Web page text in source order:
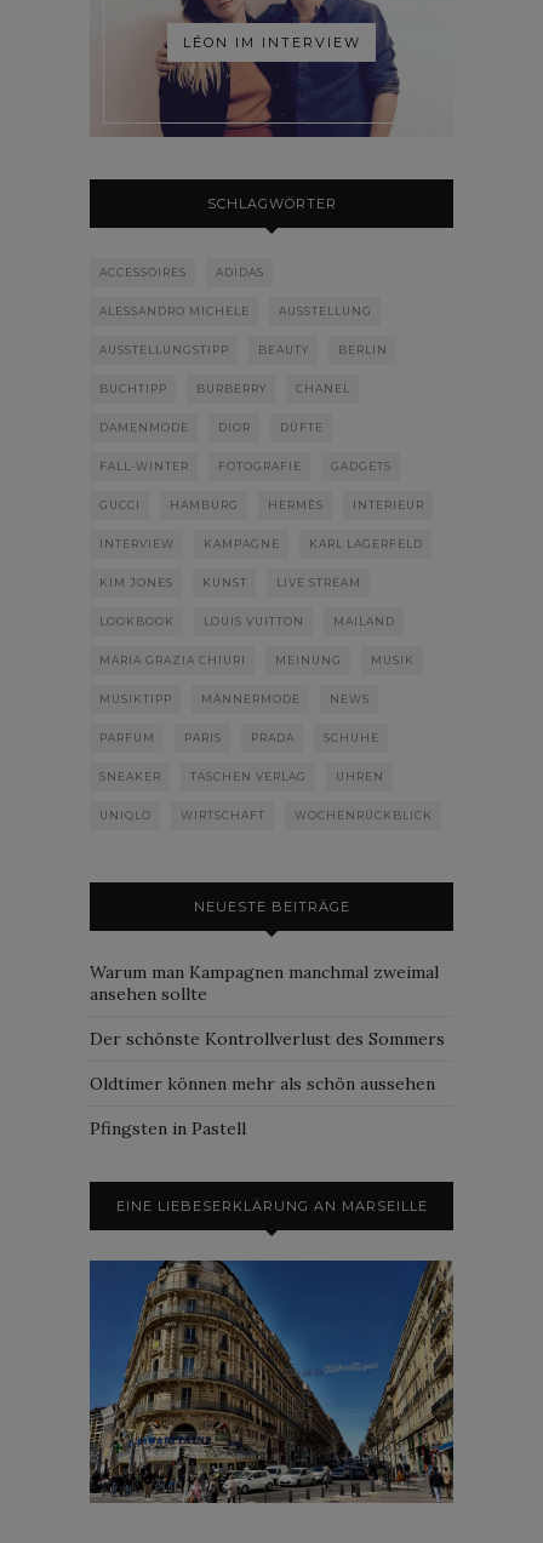
LÉON IM INTERVIEW
SCHLAGWÖRTER
ACCESSOIRES ADIDAS
ALESSANDRO MICHELE AUSSTELLUNG
AUSSTELLUNGSTIPP BEAUTY BERLIN
BUCHTIPP BURBERRY CHANEL
DAMENMODE DIOR DÜFTE
FALL-WINTER FOTOGRAFIE GADGETS
GUCCI HAMBURG HERMÈS INTERIEUR
INTERVIEW KAMPAGNE KARL LAGERFELD
KIM JONES KUNST LIVE STREAM
LOOKBOOK LOUIS VUITTON MAILAND
MARIA GRAZIA CHIURI MEINUNG MUSIK
MUSIKTIPP MÄNNERMODE NEWS
PARFUM PARIS PRADA SCHUHE
SNEAKER TASCHEN VERLAG UHREN
UNIQLO WIRTSCHAFT WOCHENRÜCKBLICK
NEUESTE BEITRÄGE
Warum man Kampagnen manchmal zweimal
ansehen sollte
Der schönste Kontrollverlust des Sommers
Oldtimer können mehr als schön aussehen
Pfingsten in Pastell
EINE LIEBESERKLÄRUNG AN MARSEILLE